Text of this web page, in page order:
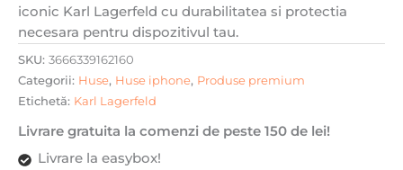
iconic Karl Lagerfeld cu durabilitatea si protectia
necesara pentru dispozitivul tau.
SKU: 3666339162160
Categorii: Huse, Huse iphone, Produse premium
Etichetă: Karl Lagerfeld
Livrare gratuita la comenzi de peste 150 de lei!
Livrare la easybox!